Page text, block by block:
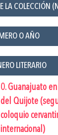
LA COLECCIÓN
O AÑO
LITERARIO
0. Guanajuato
del Quijote
coloquio
internacional)